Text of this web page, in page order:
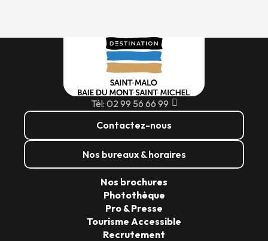
Tél: 02 99 56 66 99
Contactez-nous
Nos bureaux & horaires
Nos brochures
Photothèque
Pro & Presse
Tourisme Accessible
Recrutement